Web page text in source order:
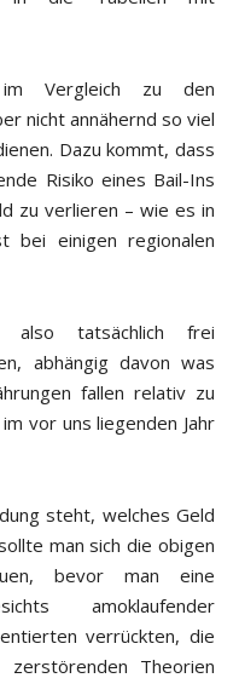
Vergleich zu den
nicht annähernd so viel
Dazu kommt, dass
Risiko eines Bail-Ins
zu verlieren – wie es in
bei einigen regionalen
also tatsächlich frei
abhängig davon was
fallen relativ zu
vor uns liegenden Jahr
steht, welches Geld
man sich die obigen
bevor man eine
amoklaufender
verrückten, die
zerstörenden Theorien